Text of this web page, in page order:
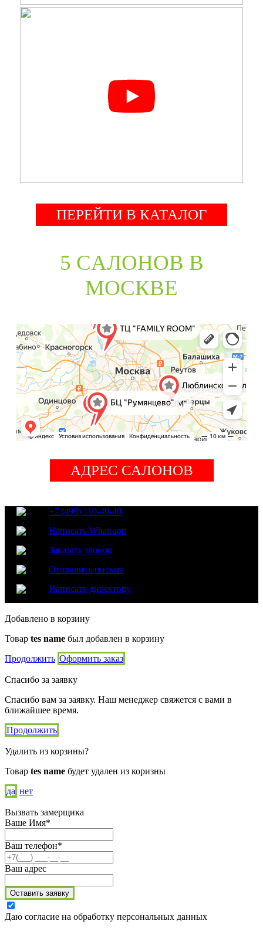
ПЕРЕЙТИ В КАТАЛОГ
5 CАЛОНОВ В
МОСКВЕ
АДРЕС САЛОНОВ
+7 (499) 110-49-40
Написать Whatsapp
Заказать звонок
Отправить письмо
Написать директору
Добавлено в корзину
Товар tes name был добавлен в корзину
Продолжить Оформить заказ
Спасибо за заявку
Спасибо вам за заявку. Наш менеджер свяжется с вами в
ближайшее время.
Продолжить
Удалить из корзины?
Товар tes name будет удален из коризны
да нет
Вызвать замерщика
Ваше Имя*
Ваш телефон*
Ваш адрес
Оставить заявку
Даю согласие на обработку персональных данных